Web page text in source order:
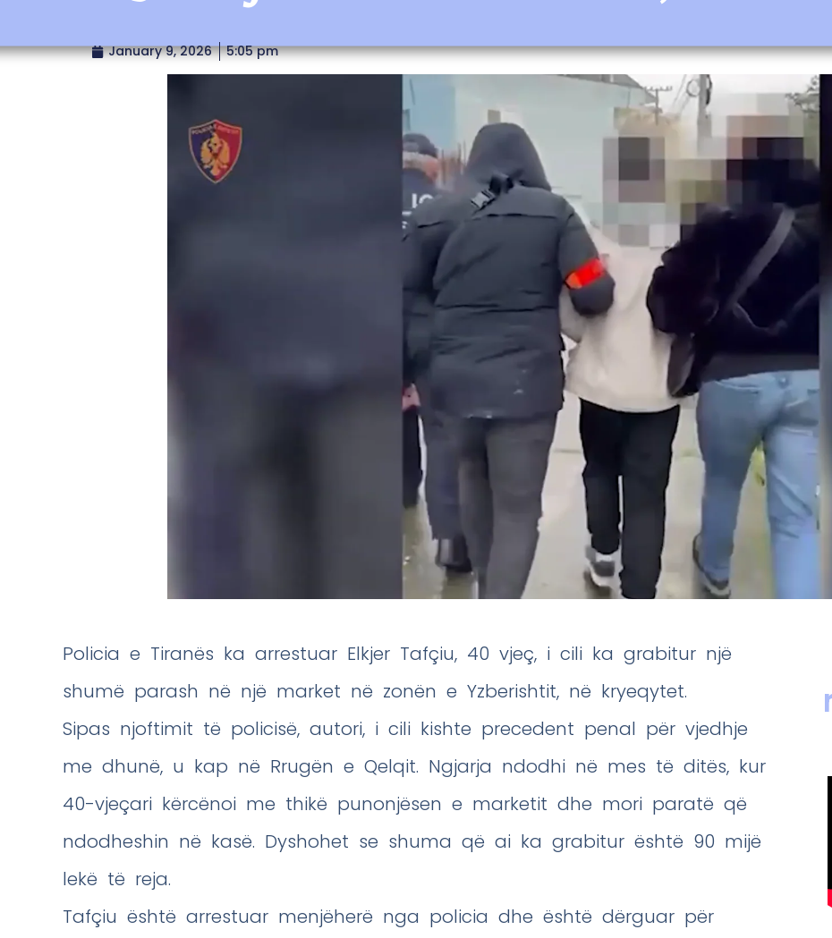
January 9, 2026 5:05 pm
Policia e Tiranës ka arrestuar Elkjer Tafçiu, 40 vjeç, i cili ka grabitur një
shumë parash në një market në zonën e Yzberishtit, në kryeqytet.
Sipas njoftimit të policisë, autori, i cili kishte precedent penal për vjedhje
me dhunë, u kap në Rrugën e Qelqit. Ngjarja ndodhi në mes të ditës, kur
40-vjeçari kërcënoi me thikë punonjësen e marketit dhe mori paratë që
ndodheshin në kasë. Dyshohet se shuma që ai ka grabitur është 90 mijë
lekë të reja.
Tafçiu është arrestuar menjëherë nga policia dhe është dërguar për